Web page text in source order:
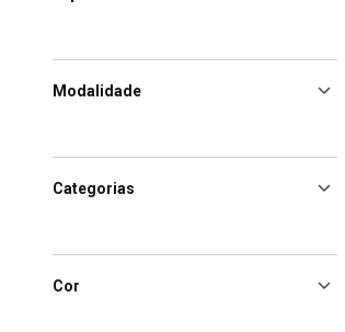
Modalidade
Categorias
Cor